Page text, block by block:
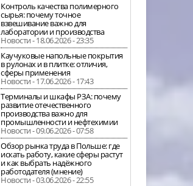
Контроль качества полимерного
сырья: почему точное
взвешивание важно для
лаборатории и производства
Новости - 18.06.2026 - 23:35
Каучуковые напольные покрытия
в рулонах и в плитке: отличия,
сферы применения
Новости - 17.06.2026 - 17:43
Терминалы и шкафы РЗА: почему
развитие отечественного
производства важно для
промышленности и нефтехимии
Новости - 09.06.2026 - 07:58
Обзор рынка труда в Польше: где
искать работу, какие сферы растут
и как выбрать надёжного
работодателя (мнение)
Новости - 03.06.2026 - 22:55